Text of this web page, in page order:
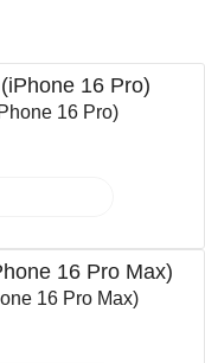
16 Pro)
16 Pro Max)